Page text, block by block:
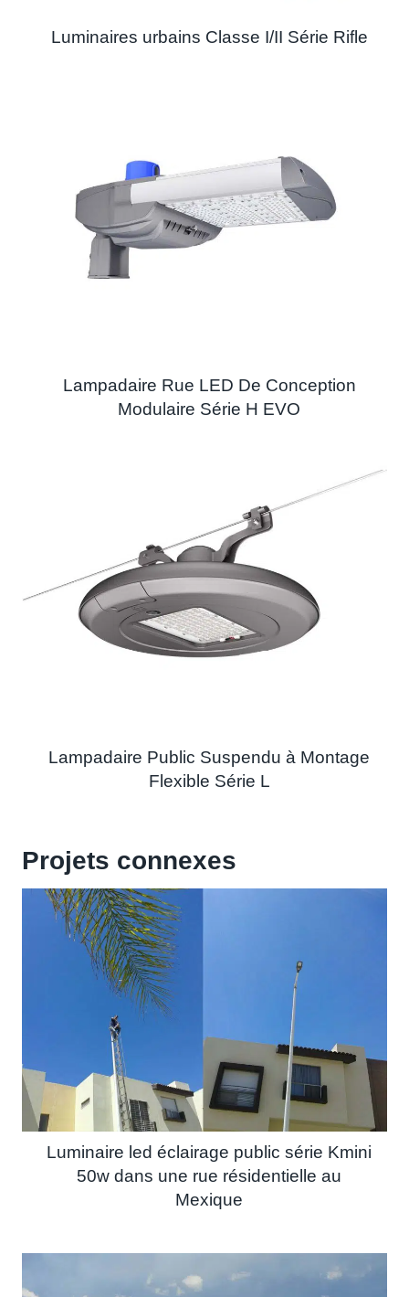
Luminaires urbains Classe I/II Série Rifle
Lampadaire Rue LED De Conception
Modulaire Série H EVO
Lampadaire Public Suspendu à Montage
Flexible Série L
Projets connexes
Luminaire led éclairage public série Kmini
50w dans une rue résidentielle au
Mexique